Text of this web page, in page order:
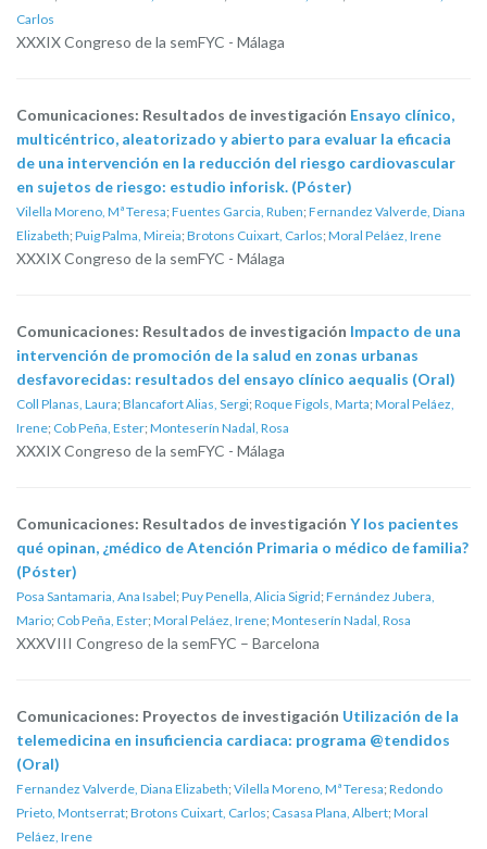
Carlos
XXXIX Congreso de la semFYC - Málaga
Comunicaciones: Resultados de investigación Ensayo clínico,
multicéntrico, aleatorizado y abierto para evaluar la eficacia
de una intervención en la reducción del riesgo cardiovascular
en sujetos de riesgo: estudio inforisk. (Póster)
Vilella Moreno, Mª Teresa; Fuentes Garcia, Ruben; Fernandez Valverde, Diana
Elizabeth; Puig Palma, Mireia; Brotons Cuixart, Carlos; Moral Peláez, Irene
XXXIX Congreso de la semFYC - Málaga
Comunicaciones: Resultados de investigación Impacto de una
intervención de promoción de la salud en zonas urbanas
desfavorecidas: resultados del ensayo clínico aequalis (Oral)
Coll Planas, Laura; Blancafort Alias, Sergi; Roque Figols, Marta; Moral Peláez,
Irene; Cob Peña, Ester; Monteserín Nadal, Rosa
XXXIX Congreso de la semFYC - Málaga
Comunicaciones: Resultados de investigación Y los pacientes
qué opinan, ¿médico de Atención Primaria o médico de familia?
(Póster)
Posa Santamaria, Ana Isabel; Puy Penella, Alicia Sigrid; Fernández Jubera,
Mario; Cob Peña, Ester; Moral Peláez, Irene; Monteserín Nadal, Rosa
XXXVIII Congreso de la semFYC – Barcelona
Comunicaciones: Proyectos de investigación Utilización de la
telemedicina en insuficiencia cardiaca: programa @tendidos
(Oral)
Fernandez Valverde, Diana Elizabeth; Vilella Moreno, Mª Teresa; Redondo
Prieto, Montserrat; Brotons Cuixart, Carlos; Casasa Plana, Albert; Moral
Peláez, Irene